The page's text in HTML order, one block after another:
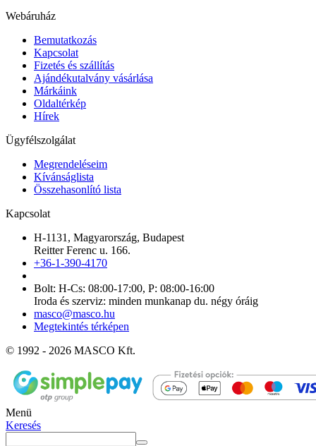
Webáruház
Bemutatkozás
Kapcsolat
Fizetés és szállítás
Ajándékutalvány vásárlása
Márkáink
Oldaltérkép
Hírek
Ügyfélszolgálat
Megrendeléseim
Kívánságlista
Összehasonlító lista
Kapcsolat
H-1131, Magyarország, Budapest
Reitter Ferenc u. 166.
+36-1-390-4170
Bolt: H-Cs: 08:00-17:00, P: 08:00-16:00
Iroda és szerviz: minden munkanap du. négy óráig
masco@masco.hu
Megtekintés térképen
© 1992 - 2026 MASCO Kft.
Menü
Keresés